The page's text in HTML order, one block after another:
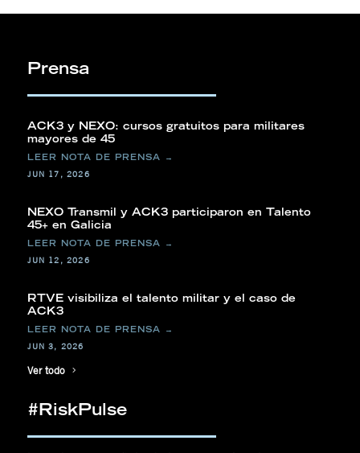
Prensa
ACK3 y NEXO: cursos gratuitos para militares
mayores de 45
JUN 17, 2026
NEXO Transmil y ACK3 participaron en Talento
45+ en Galicia
JUN 12, 2026
RTVE visibiliza el talento militar y el caso de
ACK3
JUN 3, 2026
Ver todo
#RiskPulse